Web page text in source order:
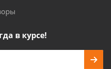
в курсе!